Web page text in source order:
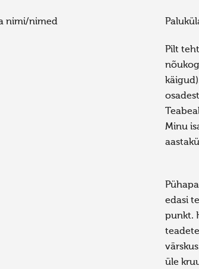
nimi/nimed
Pilt
Minu
edasi
punkt.
üle